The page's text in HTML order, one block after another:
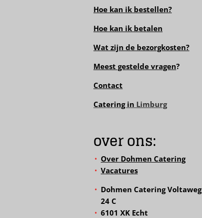
Hoe kan ik bestellen?
Hoe kan ik betalen
Wat zijn de bezorgkosten?
Meest gestelde vragen?
Contact
Catering in Limburg
over ons:
Over Dohmen Catering
Vacatures
Dohmen Catering Voltaweg
24 C
6101 XK Echt